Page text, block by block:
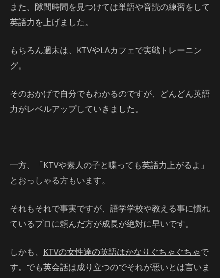
また、隙間時間を見つけては単語や音読の練習をして
英語力を上げました。
もちろん週末は、KTVやLAカフェで実戦トレーニン
グ。
そのおかげで自分でもわかるのですが、どんどん英語
力がレベルアップしていきました。
一方、「KTVや素人の子と喋っても英語力上がるよ」
とおっしゃる方もいます。
それもそれで事実ですが、語学学校や教える事に慣れ
ているプロに頼んだ方が成長が絶対に早いです。
しかも、 KTVの女性達の英語はかなりぐちゃぐちゃで
す。でも英会話は成り立つのでそれが悪いとは言いま